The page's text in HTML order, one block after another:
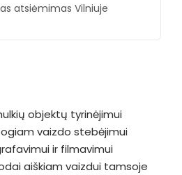
atsiėmimas Vilniuje
objektų tyrinėjimui
vaizdo stebėjimui
ir filmavimui
aiškiam vaizdui tamsoje